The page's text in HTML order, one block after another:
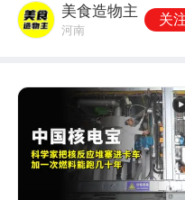
美食造物主
河南
关